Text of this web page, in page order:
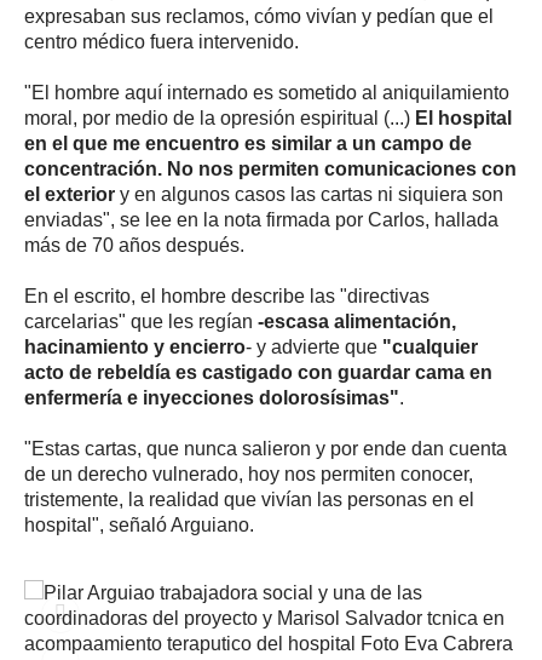
expresaban sus reclamos, cómo vivían y pedían que el
centro médico fuera intervenido.
"El hombre aquí internado es sometido al aniquilamiento
moral, por medio de la opresión espiritual (...) El hospital
en el que me encuentro es similar a un campo de
concentración. No nos permiten comunicaciones con
el exterior y en algunos casos las cartas ni siquiera son
enviadas", se lee en la nota firmada por Carlos, hallada
más de 70 años después.
En el escrito, el hombre describe las "directivas
carcelarias" que les regían -escasa alimentación,
hacinamiento y encierro- y advierte que "cualquier
acto de rebeldía es castigado con guardar cama en
enfermería e inyecciones dolorosísimas".
"Estas cartas, que nunca salieron y por ende dan cuenta
de un derecho vulnerado, hoy nos permiten conocer,
tristemente, la realidad que vivían las personas en el
hospital", señaló Arguiano.